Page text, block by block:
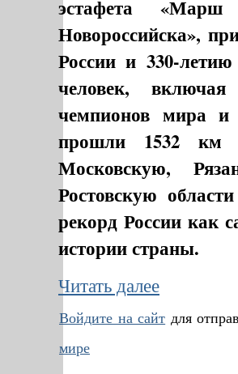
эстафета
Новороссийска»,
России и 330-
человек,
чемпионов мира и
прошли 1532 км
Московскую,
Ростовскую
рекорд России как
истории страны.
Читать далее
Войдите на сайт для
мире